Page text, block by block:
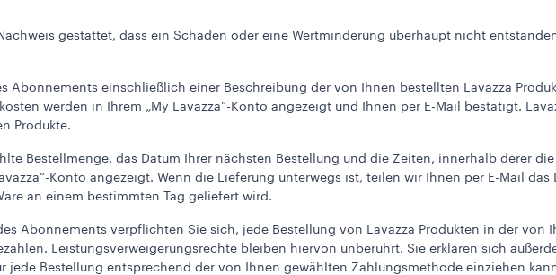
gestattet, dass ein Schaden oder eine Wertminderung überhaupt nicht
Abonnements einschließlich einer Beschreibung der von Ihnen bestellten Lavazza
werden in Ihrem „My Lavazza“-Konto angezeigt und Ihnen per E-Mail bestätigt.
Produkte.
Bestellmenge, das Datum Ihrer nächsten Bestellung und die Zeiten, innerhalb derer
Konto angezeigt. Wenn die Lieferung unterwegs ist, teilen wir Ihnen per E-Mail
an einem bestimmten Tag geliefert wird.
Abonnements verpflichten Sie sich, jede Bestellung von Lavazza Produkten in der von
Leistungsverweigerungsrechte bleiben hiervon unberührt. Sie erklären sich
jede Bestellung entsprechend der von Ihnen gewählten Zahlungsmethode einziehen